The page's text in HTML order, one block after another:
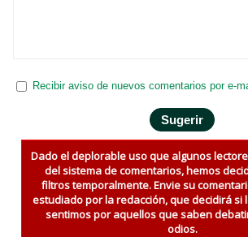
Recibir aviso de nuevos comentarios por e-
Dado el deplorable uso que algunos
del sistema de comentarios, hemos
filtros temporalmente. Envie su
estudiado por la redacción, que decidirá si
sentimos por aquellos que saben
odios.